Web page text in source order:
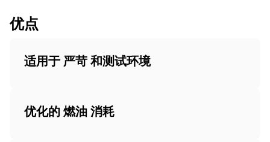
优点
适用于 严苛 和测试环境
优化的 燃油 消耗